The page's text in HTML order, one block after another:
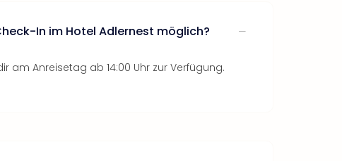
In im Hotel Adlernest möglich?
am Anreisetag ab 14:00 Uhr zur Verfügung.